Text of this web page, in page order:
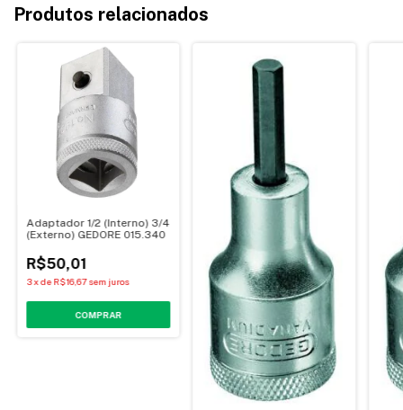
Produtos relacionados
Adaptador 1/2 (Interno) 3/4
(Externo) GEDORE 015.340
R$50,01
3xdeR$16,67 sem juros